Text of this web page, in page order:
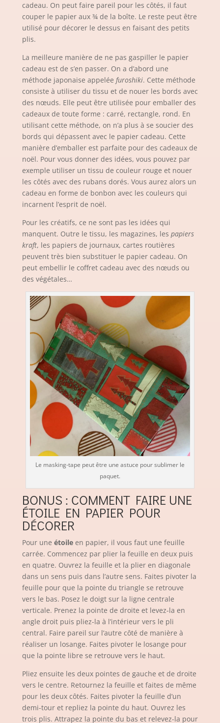
cadeau. On peut faire pareil pour les côtés, il faut
couper le papier aux ¾ de la boîte. Le reste peut être
utilisé pour décorer le dessus en faisant des petits
plis.
La meilleure manière de ne pas gaspiller le papier
cadeau est de s’en passer. On a d’abord une
méthode japonaise appelée furoshiki. Cette méthode
consiste à utiliser du tissu et de nouer les bords avec
des nœuds. Elle peut être utilisée pour emballer des
cadeaux de toute forme : carré, rectangle, rond. En
utilisant cette méthode, on n’a plus à se soucier des
bords qui dépassent avec le papier cadeau. Cette
manière d’emballer est parfaite pour des cadeaux de
noël. Pour vous donner des idées, vous pouvez par
exemple utiliser un tissu de couleur rouge et nouer
les côtés avec des rubans dorés. Vous aurez alors un
cadeau en forme de bonbon avec les couleurs qui
incarnent l’esprit de noël.
Pour les créatifs, ce ne sont pas les idées qui
manquent. Outre le tissu, les magazines, les papiers
kraft, les papiers de journaux, cartes routières
peuvent très bien substituer le papier cadeau. On
peut embellir le coffret cadeau avec des nœuds ou
des végétales…
Le masking-tape peut être une astuce pour sublimer le
paquet.
BONUS : COMMENT FAIRE UNE
ÉTOILE EN PAPIER POUR
DÉCORER
Pour une étoileen papier, il vous faut une feuille
carrée. Commencez par plier la feuille en deux puis
en quatre. Ouvrez la feuille et la plier en diagonale
dans un sens puis dans l’autre sens. Faites pivoter la
feuille pour que la pointe du triangle se retrouve
vers le bas. Posez le doigt sur la ligne centrale
verticale. Prenez la pointe de droite et levez-la en
angle droit puis pliez-la à l’intérieur vers le pli
central. Faire pareil sur l’autre côté de manière à
réaliser un losange. Faites pivoter le losange pour
que la pointe libre se retrouve vers le haut.
Pliez ensuite les deux pointes de gauche et de droite
vers le centre. Retournez la feuille et faites de même
pour les deux côtés. Faites pivoter la feuille d’un
demi-tour et repliez la pointe du haut. Ouvrez les
trois plis. Attrapez la pointe du bas et relevez-la pour